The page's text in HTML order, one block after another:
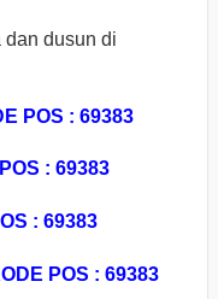
dan dusun di
POS : 69383
: 69383
: 69383
POS : 69383